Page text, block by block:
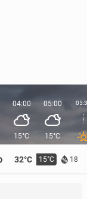
32°C 15°C 18
04:00
15°C
05:00
15°C